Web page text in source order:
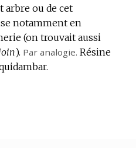
arbre ou de cet
notamment en
(on trouvait aussi
). Par analogie. Résine